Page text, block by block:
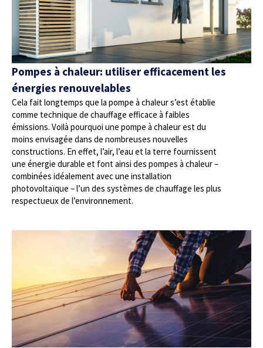
Pompes à chaleur: utiliser efficacement les
énergies renouvelables
Cela fait longtemps que la pompe à chaleur s’est établie
comme technique de chauffage efficace à faibles
émissions. Voilà pourquoi une pompe à chaleur est du
moins envisagée dans de nombreuses nouvelles
constructions. En effet, l’air, l’eau et la terre fournissent
une énergie durable et font ainsi des pompes à chaleur –
combinées idéalement avec une installation
photovoltaïque – l’un des systèmes de chauffage les plus
respectueux de l’environnement.